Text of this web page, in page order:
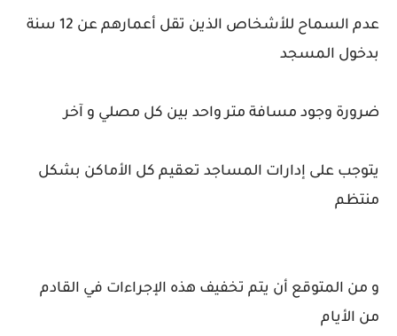
عدم السماح للأشخاص الذين تقل أعمارهم عن 12 سنة
بدخول المسجد
ضرورة وجود مسافة متر واحد بين كل مصلي و آخر
يتوجب على إدارات المساجد تعقيم كل الأماكن بشكل
منتظم
و من المتوقع أن يتم تخفيف هذه الإجراءات في القادم
من الأيام